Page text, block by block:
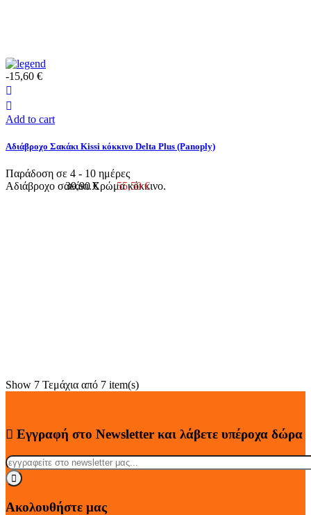
-15,60 €
Add to cart
Αδιάβροχο Σακάκι Kissi κόκκινο Delta Plus (Panoply)
Παράδοση σε 4 - 10 ημέρες
39,90 €
55,50 €
Αδιάβροχο σακάκι.Χρώμα κόκκινο.
Show 7 Τεμάχια από 7 item(s)
Εγγραφή στο Newsletter και λάβετε υπέροχα δώρα
Ακολουθήστε μας